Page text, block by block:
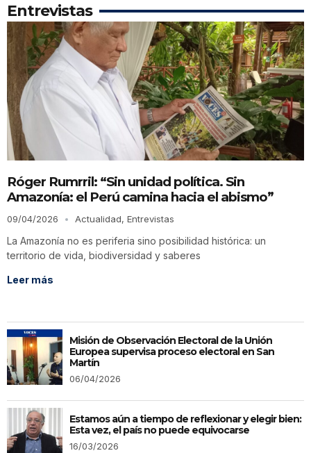
Entrevistas
Róger Rumrril: “Sin unidad política. Sin
Amazonía: el Perú camina hacia el abismo”
09/04/2026 Actualidad, Entrevistas
La Amazonía no es periferia sino posibilidad histórica: un
territorio de vida, biodiversidad y saberes
Leer más
Misión de Observación Electoral de la Unión
Europea supervisa proceso electoral en San
Martín
06/04/2026
Estamos aún a tiempo de reflexionar y elegir bien:
Esta vez, el país no puede equivocarse
16/03/2026